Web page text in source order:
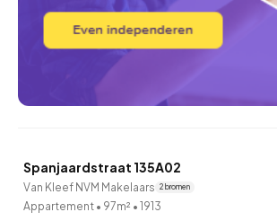
19 uur geleden ontdekt
Spanjaardstraat 135A02
Van Kleef NVM Makelaars 2 bronnen
Appartement • 97m² • 1913